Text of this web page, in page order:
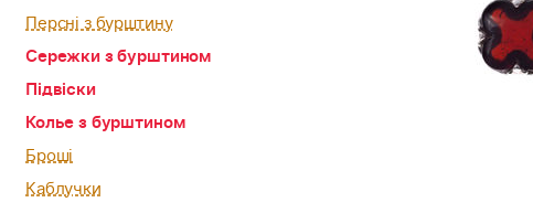
Персні з бурштину
Сережки з бурштином
Підвіски
Колье з бурштином
Броші
Каблучки